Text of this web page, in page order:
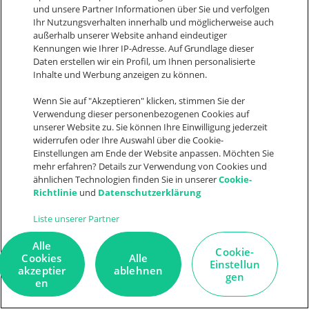
problemlos den gesamten Funktionsumfang
nutzen können, ohne in eine leistungsfähigere IT-
Infrastruktur investieren zu müssen.
Zur Verbesserung der Kundenbetreuung enthalten
viele Softwarelösungen für
das Customer Relationship Management praktisch
e Supportfunktionen. So lässt sich zum Beispiel
die gesamte Kommunikationshistorie mit den
Stammdaten des Kunden verknüpfen, und bei
Bedarf ist alles sofort verfügbar.
Um bei der Verkaufsverwaltung Zeit einzusparen
und nach der Annahme eines Projekts oder
Auftrags zügig mit der Umsetzung zu beginnen,
können Vertriebs- und
Projektmanagement im CRM-Programm
und unsere Partner Informationen über Sie und verfolgen
Ihr Nutzungsverhalten innerhalb und möglicherweise auch
außerhalb unserer Website anhand eindeutiger
Kennungen wie Ihrer IP-Adresse. Auf Grundlage dieser
Daten erstellen wir ein Profil, um Ihnen personalisierte
Inhalte und Werbung anzeigen zu können.
Wenn Sie auf "Akzeptieren" klicken, stimmen Sie der
Verwendung dieser personenbezogenen Cookies auf
unserer Website zu. Sie können Ihre Einwilligung jederzeit
widerrufen oder Ihre Auswahl über die Cookie-
Einstellungen am Ende der Website anpassen. Möchten Sie
mehr erfahren? Details zur Verwendung von Cookies und
ähnlichen Technologien finden Sie in unsererCookie-
Richtlinie und Datenschutzerklärung
Liste unserer Partner
Cookie-
Einstellun
gen
Alle
ablehnen
Alle
Cookies
akzeptier
en